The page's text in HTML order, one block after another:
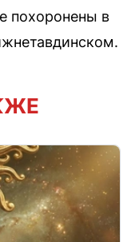
похоронены в